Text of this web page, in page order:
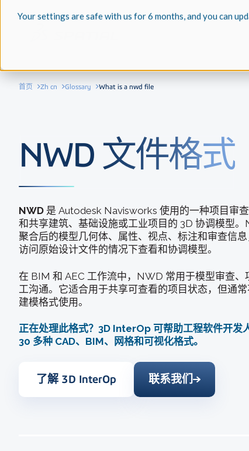
Your settings are safe with us for 6 months, and you can
首页 Zh cn Glossary What is a nwd file
NWD 文件格式
NWD 是 Autodesk Navisworks 使用的一种项目审
和共享建筑、基础设施或工业项目的 3D 协调模型
聚合后的模型几何体、属性、视点、标注和审查信
访问原始设计文件的情况下查看和协调模型。
在 BIM 和 AEC 工作流中，NWD 常用于模型审查、
工沟通。它适合用于共享可查看的项目状态，但通
建模格式使用。
正在处理此格式？3D InterOp 可帮助工程软件开发
30 多种 CAD、BIM、网格和可视化格式。
了解 3D InterOp 联系我们